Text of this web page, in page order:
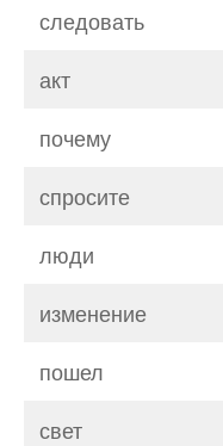
следовать
акт
почему
спросите
люди
изменение
пошел
свет